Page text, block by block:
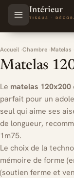
Aller au contenu
Accueil Chambre Matelas
Matelas
Le matelas 120x200
parfait pour un
seul qui aime ses
de longueur,
1m75.
Le choix de la
mémoire de forme
(soutien ferme et